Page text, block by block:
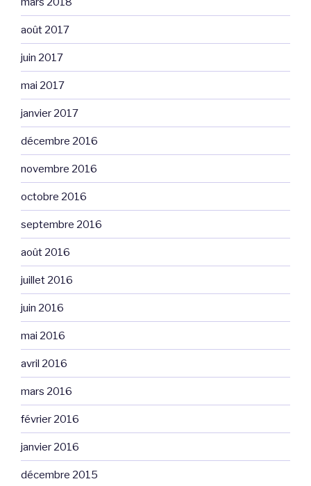
août 2017
juin 2017
mai 2017
janvier 2017
décembre 2016
novembre 2016
octobre 2016
septembre 2016
août 2016
juillet 2016
juin 2016
mai 2016
avril 2016
mars 2016
février 2016
janvier 2016
décembre 2015